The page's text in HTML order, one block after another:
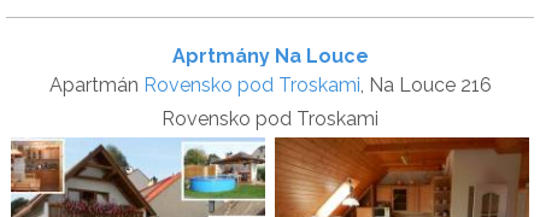
Aprtmány Na Louce
Apartmán Rovensko pod Troskami, Na Louce 216
Rovensko pod Troskami